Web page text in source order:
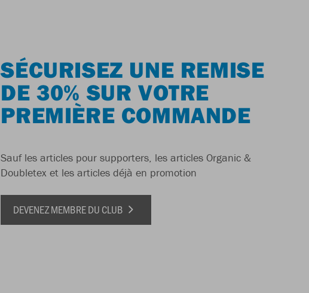
SÉCURISEZ UNE REMISE
DE 30% SUR VOTRE
PREMIÈRE COMMANDE
Sauf les articles pour supporters, les articles Organic &
Doubletex et les articles déjà en promotion
DEVENEZ MEMBRE DU CLUB